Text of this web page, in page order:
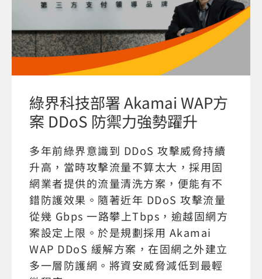
綠界科技部署 Akamai WAP方
案 DDoS 防禦力強勢躍升
多年前綠界意識到 DDoS 攻擊威脅持續
升高，當時攻擊流量不算太大，採用固
網業者提供的流量清洗方案，便能有不
錯防護效果。隨著近年 DDoS 攻擊流量
從幾 Gbps 一路攀上Tbps，逾越固網方
案設定上限。於是規劃採用 Akamai
WAP DDoS 緩解方案，在固網之外建立
多一層防護網。將資安威脅減低到最輕